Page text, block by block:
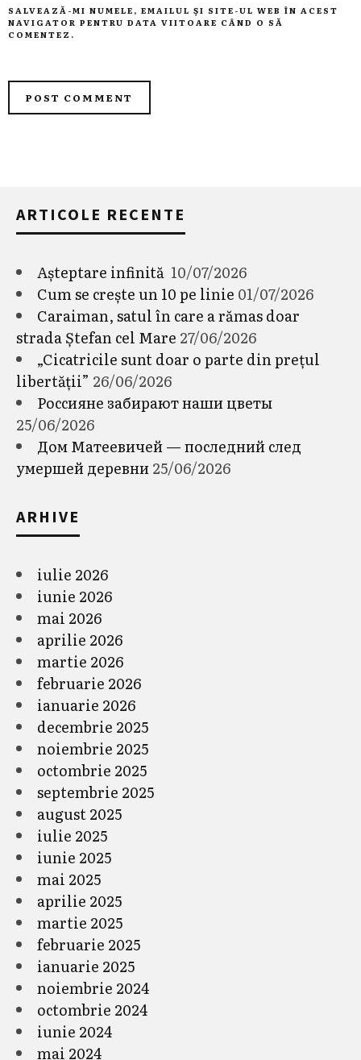
SALVEAZĂ-MI NUMELE, EMAILUL ȘI SITE-UL WEB ÎN ACEST
NAVIGATOR PENTRU DATA VIITOARE CÂND O SĂ
COMENTEZ.
ARTICOLE RECENTE
Așteptare infinită 10/07/2026
Cum se crește un 10 pe linie 01/07/2026
Caraiman, satul în care a rămas doar
strada Ștefan cel Mare 27/06/2026
„Cicatricile sunt doar o parte din prețul
libertății” 26/06/2026
Россияне забирают наши цветы
25/06/2026
Дом Матеевичей — последний след
умершей деревни25/06/2026
ARHIVE
iulie 2026
iunie 2026
mai 2026
aprilie 2026
martie 2026
februarie 2026
ianuarie 2026
decembrie 2025
noiembrie 2025
octombrie 2025
septembrie 2025
august 2025
iulie 2025
iunie 2025
mai 2025
aprilie 2025
martie 2025
februarie 2025
ianuarie 2025
noiembrie 2024
octombrie 2024
iunie 2024
mai 2024